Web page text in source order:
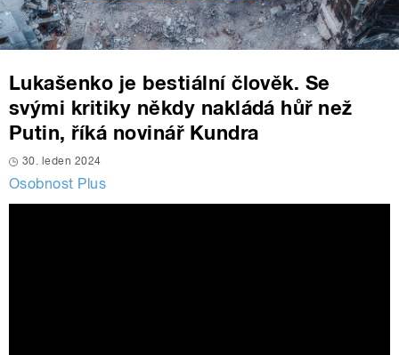
Lukašenko je bestiální člověk. Se
svými kritiky někdy nakládá hůř než
Putin, říká novinář Kundra
30. leden 2024
Osobnost Plus